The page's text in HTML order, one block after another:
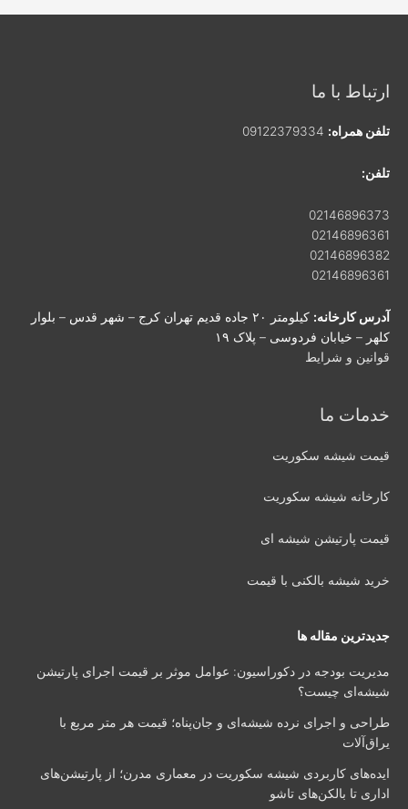
ارتباط با ما
تلفن همراه: 09122379334
تلفن:
02146896373
02146896361
02146896382
02146896361
آدرس کارخانه:
کیلومتر ۲۰ جاده قدیم تهران کرج – شهر قدس – بلوار
کلهر – خیابان فردوسی – پلاک ۱۹
قوانین و شرایط
خدمات ما
قیمت شیشه سکوریت
کارخانه شیشه سکوریت
قیمت پارتیشن شیشه ای
خرید شیشه بالکنی با قیمت
جدیدترین مقاله ها
مدیریت بودجه در دکوراسیون: عوامل موثر بر قیمت اجرای پارتیشن
شیشه‌ای چیست؟
طراحی و اجرای نرده شیشه‌ای و جان‌پناه؛ قیمت هر متر مربع با
یراق‌آلات
ایده‌های کاربردی شیشه سکوریت در معماری مدرن؛ از پارتیشن‌های
اداری تا بالکن‌های تاشو